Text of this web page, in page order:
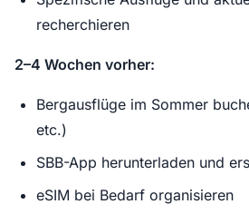
recherchieren
2–4 Wochen vorher:
Bergausflüge im Sommer
etc.)
SBB-App herunterladen und
eSIM bei Bedarf organisieren